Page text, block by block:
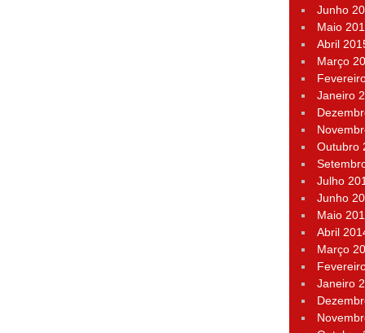
Junho
Maio
Abril
Março
Janeiro
Outubro
Julho
Junho
Maio
Abril
Março
Janeiro